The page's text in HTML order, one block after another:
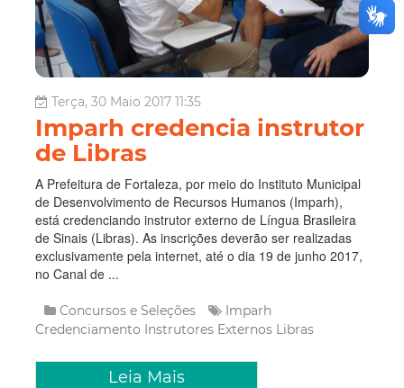
Terça, 30 Maio 2017 11:35
Imparh credencia instrutor
de Libras
A Prefeitura de Fortaleza, por meio do Instituto Municipal
de Desenvolvimento de Recursos Humanos (Imparh),
está credenciando instrutor externo de Língua Brasileira
de Sinais (Libras). As inscrições deverão ser realizadas
exclusivamente pela internet, até o dia 19 de junho 2017,
no Canal de ...
Concursos e Seleções
Imparh
Credenciamento Instrutores Externos Libras
Leia Mais